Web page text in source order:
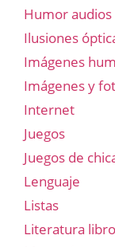
Humor audios
Ilusiones
Imágenes
Imágenes y
Internet
Juegos
Juegos de
Lenguaje
Listas
Literatura